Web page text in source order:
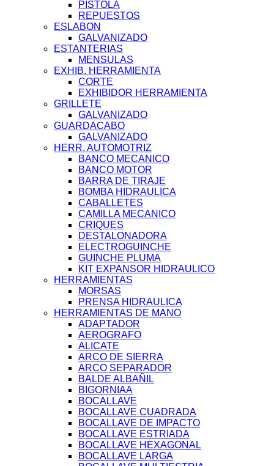
PISTOLA
REPUESTOS
ESLABON
GALVANIZADO
ESTANTERIAS
MENSULAS
EXHIB. HERRAMIENTA
CORTE
EXHIBIDOR HERRAMIENTA
GRILLETE
GALVANIZADO
GUARDACABO
GALVANIZADO
HERR. AUTOMOTRIZ
BANCO MECANICO
BANCO MOTOR
BARRA DE TIRAJE
BOMBA HIDRAULICA
CABALLETES
CAMILLA MECANICO
CRIQUES
DESTALONADORA
ELECTROGUINCHE
GUINCHE PLUMA
KIT EXPANSOR HIDRAULICO
HERRAMIENTAS
MORSAS
PRENSA HIDRAULICA
HERRAMIENTAS DE MANO
ADAPTADOR
AEROGRAFO
ALICATE
ARCO DE SIERRA
ARCO SEPARADOR
BALDE ALBAÑIL
BIGORNIAA
BOCALLAVE
BOCALLAVE CUADRADA
BOCALLAVE DE IMPACTO
BOCALLAVE ESTRIADA
BOCALLAVE HEXAGONAL
BOCALLAVE LARGA